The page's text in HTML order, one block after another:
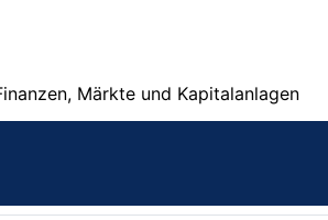
Märkte und Kapitalanlagen